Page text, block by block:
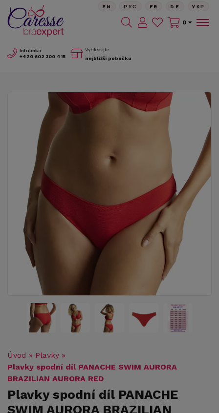
Infolinka
+420 602 300 415
Vyhledejte
nejbližší pobočku
EN РУС FR DE YКР
0
Úvod » Plavky »
Plavky spodní díl PANACHE SWIM AURORA
BRAZILIAN AURORA RED
Plavky spodní díl PANACHE
SWIM AURORA BRAZILIAN